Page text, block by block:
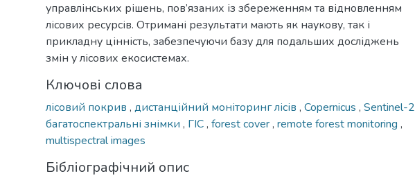
управлінських рішень, пов’язаних із збереженням та відновленням
лісових ресурсів. Отримані результати мають як наукову, так і
прикладну цінність, забезпечуючи базу для подальших досліджень
змін у лісових екосистемах.
Ключові слова
лісовий покрив , дистанційний моніторинг лісів , Copernicus , Sentinel-2
багатоспектральні знімки , ГІС, forest cover, remote forest monitoring ,
multispectral images
Бібліографічний опис